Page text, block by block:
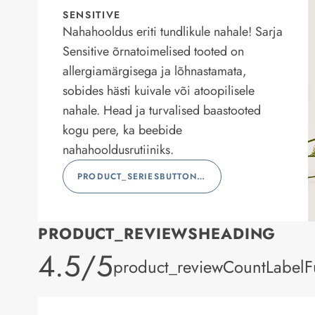
SENSITIVE
Nahahooldus eriti tundlikule nahale! Sarja
Sensitive õrnatoimelised tooted on
allergiamärgisega ja lõhnastamata,
sobides hästi kuivale või atoopilisele
nahale. Head ja turvalised baastooted
kogu pere, ka beebide
nahahooldusrutiiniks.
PRODUCT_SERIESBUTTONLABEL
PRODUCT_REVIEWSHEADING
product_rating
4.5/5